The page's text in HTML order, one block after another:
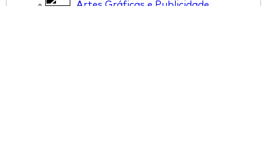
Artes Gráficas e Publicidade